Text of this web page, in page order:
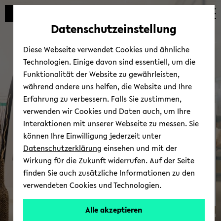
Automatische
vermeiden
skip
main
skip
main
skip
footer
Über uns
© Uni­ver­si­tät Bie­le­feld
Datenschutzeinstellung
Diese Webseite verwendet Cookies und ähnliche
Technologien. Einige davon sind essentiell, um die
Funktionalität der Website zu gewährleisten,
während andere uns helfen, die Website und Ihre
Erfahrung zu verbessern. Falls Sie zustimmen,
verwenden wir Cookies und Daten auch, um Ihre
Interaktionen mit unserer Webseite zu messen. Sie
können Ihre Einwilligung jederzeit unter
Datenschutzerklärung einsehen und mit der
Wirkung für die Zukunft widerrufen. Auf der Seite
finden Sie auch zusätzliche Informationen zu den
verwendeten Cookies und Technologien.
Alle akzeptieren